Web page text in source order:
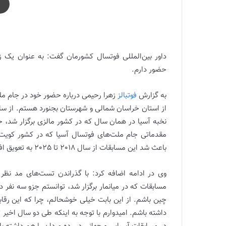
داور بین‌المللی فوتسال کشورمان گفت: به عنوان
حضور دارم.
به گزارش فوتبالز
مقدماتی جام ملت‌های فوتسال آسیا که در کشور کویت
باعث شد این مسابقات از سال 2018 تا 2025 به تعویق افتاد و من هم از ضرر کرونا مستثنی نبودم.
وی در ادامه اضافه کرد: با گذراندن تست‌های مد
داشته باشم. امیدوارم با توجه به اینکه طی دو سال